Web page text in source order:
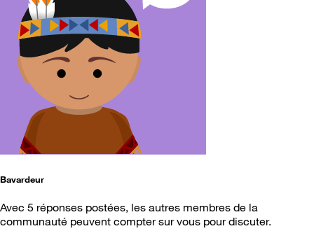
Bavardeur
Avec 5 réponses postées, les autres membres de la
communauté peuvent compter sur vous pour discuter.